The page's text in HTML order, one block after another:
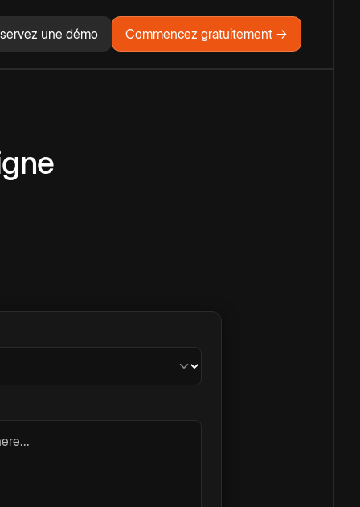
une démo Commencez gratuitement →